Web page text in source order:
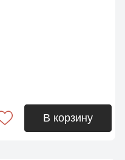
В корзину